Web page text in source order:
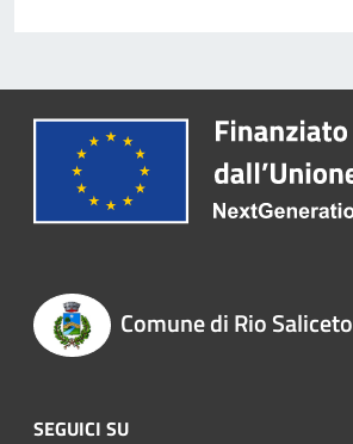
Comune di Rio Saliceto
SEGUICI SU